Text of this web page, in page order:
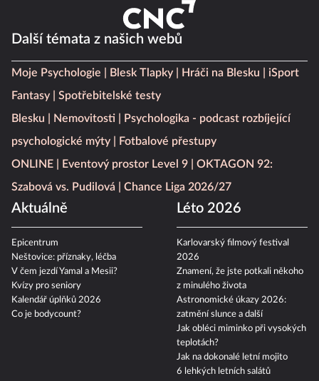
Další témata z našich webů
Moje Psychologie Blesk Tlapky Hráči na Blesku
iSport
Fantasy
Spotřebitelské testy
Blesku
Nemovitosti
Psychologika - podcast rozbíjející
psychologické mýty
Fotbalové přestupy
ONLINE
Eventový prostor Level 9
OKTAGON 92:
Szabová vs. Pudilová
Chance Liga 2026/27
Aktuálně
Epicentrum
Neštovice: příznaky, léčba
V čem jezdí Yamal a Mesii?
Kvízy pro seniory
Kalendář úplňků 2026
Co je bodycount?
Léto 2026
Karlovarský filmový festival
2026
Znamení, že jste potkali někoho
z minulého života
Astronomické úkazy 2026:
zatmění slunce a další
Jak obléci miminko při vysokých
teplotách?
Jak na dokonalé letní mojito
6 lehkých letních salátů